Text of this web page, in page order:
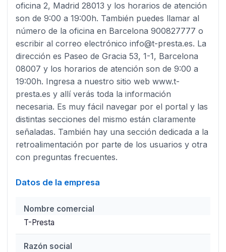
oficina 2, Madrid 28013 y los horarios de atención
son de 9:00 a 19:00h. También puedes llamar al
número de la oficina en Barcelona 900827777 o
escribir al correo electrónico info@t-presta.es. La
dirección es Paseo de Gracia 53, 1-1, Barcelona
08007 y los horarios de atención son de 9:00 a
19:00h. Ingresa a nuestro sitio web www.t-
presta.es y allí verás toda la información
necesaria. Es muy fácil navegar por el portal y las
distintas secciones del mismo están claramente
señaladas. También hay una sección dedicada a la
retroalimentación por parte de los usuarios y otra
con preguntas frecuentes.
Datos de la empresa
Nombre comercial
T-Presta
Razón social